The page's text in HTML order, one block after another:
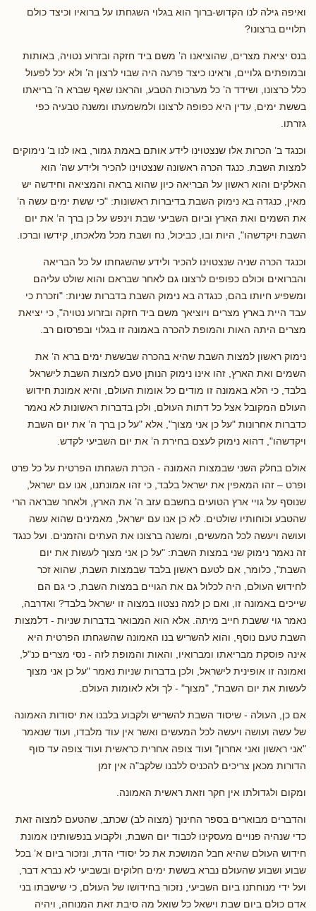
ואיפה גילה לנו הקדוש-ברוך הוא בגלוי השגחתו על ברואיו וכיצד כולם
תלויים ברצונו?
בנס יציאת מצרים, שהוציאנו ה’ משם ביד חזקה ובזרוע נטויה, באותות
ובמופתים גלויים, וראינו כיצד פרעה היה שבוי לרצון ה’ ולא יכל לפעול
כלל כרצונו, ושידד ה’ כל מערכות הטבע, והראנו שאף שברא ה’ בריאתו
בששת ימים, עדין היא כפופה לרצונו ולמשמעתו ומשנה טבעיה כפי
גזרתו.
וכנגד ב’ הכרות אלו שנצטוינו לידע אותם באמת גמור, באו לנו ב’ נימוקים
למצות השבת. כנגד הכרה ראשונה שנצטוינו להכיר ולידע שה’ הוא
האלקים והוא ראשון על הבריאה כיון שהוא בראה והמציאה וחידשה יש
מאין, כנגדה בא נימוק השבת בדיברות ראשונות: "כי ששת ימים עשה ה’
את השמים ואת הארץ וביום השביעי שבת וינפש על כן ברך ה’ את יום
השבת ויקדשהו", היות ובו, כביכול, נח ושבת מכל מלאכתו, קידשו וברכו.
וכנגד הכרה שניה שנצטוינו להכיר ולידע שהשגחתו על כל הבריאה
והברואים וכולם כפופים לרצונו גם לאחר שבראם והוא שולט עליהם
ומשפיע חיותו בהם, כנגדה בא נימוק השבת בדברות שניות: "וזכרת כי
עבד היית בארץ מצרים ויוציאך משם ביד חזקה ובזרוע נטויה", כי יציאת
מצרים היתה האות והמופת להכרה באמונה זו בגלוי ובפרסום רב.
נימוק ראשון למצות השבת שהיא בהכרה שבששת ימים ברא ה’ את
השמים ואת הארץ, זהו אינו נימוק הנותן טעם למצות השבת לישראל
בלבד, כי הלא באמונה זו מודים כל אומות העולם, והיא אמונת חידוש
העולם המקובל אצל כל דתות העולם, ולכן בדברות ראשונות לא נאמר
כדברות אחרונות "על כן אני מצוך", אלא "על כן ברך ה’ את יום השבת
ויקדשהו", דהוא נימוק לעצם בחירת ה’ את יום השביעי לקדש.
אולם בחלק השני שבמצות האמונה - הכרת השגחתו הפרטית על כל פרט
ופרט – זהו המאפין את ישראל בלבד, כי זהו אמונתנו, אנו עם ישראל,
שנוסף על גויי ארץ הטועים בחשבם עזב ה’ את הארץ, ולאחר שבראה הרי
שהטבע וכוחותיו שולטים. לא כן אנו עם ישראל, מאמינים שהוא עשה
ועושה ויעשה לכל המעשים, ומשנה ברצונו את העתים והזמנים. ועל כנגד
זה נאמר נימוק שני במצות השבת: "על כן אני מצוך לעשות את יום
השבת", כלומר, אם לטעם ראשון בלבד שבמצות השבת, שהוא זכר
לחידוש העולם, היה לכלול גם את הגויים במצות השבת, כי גם הם
שייכים באמונה זו, ואם כן למה נצטוו במצוה זו ישראל בלבד? ואדרבה,
נאמר גוי ששבת חייב מיתה. אלא הוא המבואר בדברות שניות - דלמצות
השבת טעם נוסף, והוא להשריש בנו האמונה שהשגחתו הפרטית היא
אינה פוסקת מבריאתו ומברואיו, והאות והמופת לזה - נסי מצרים כנ"ל,
ואמונה זו אופינית לישראל, ולכן בדברות שניות נאמר "על כן אני מצוך
לעשות את יום השבת", "מצוך" - לך ולא לאומות העולם.
אם כן, העולה - שיסוד השבת להשריש ולקבוע בלבנו את יסודות האמונה
של עשה ועושה ויעשה לכל המעשים ואשר אין עוד מלבדו, ועוד שנאמר
"אני ראשון ואני אחרון" ועוד צופה אחרית כראשית ועוד צופה עד סוף
הדורות מכאן צריכים להכניס ללבנו שלקב"ה אין זמן
ומקום ולגדולתו אין חקר וזאת ראשית האמונה.
והדברים מבוארים בספר החינוך (מצוה לב) שכתב, שהטעם למצוה זאת
כדי שנהיה פנויים מעסקינו לכבוד יום השבת, ולקבוע בנפשותינו אמונת
חידוש העולם שהיא חבל המושכת את כל יסודי הדת, ונזכור ביום א’ בכל
שבוע ושבוע שהעולם נברא בששת ימים חלוקים ובשביעי לא נברא דבר,
ועל ידי מנוחתנו ביום השביעי, נזכור בחידושו של העולם, כי שישבתו בני
אדם כולם ביום שבת וישאל כל שואל מה סיבת זאת המנוחה, ויהיה